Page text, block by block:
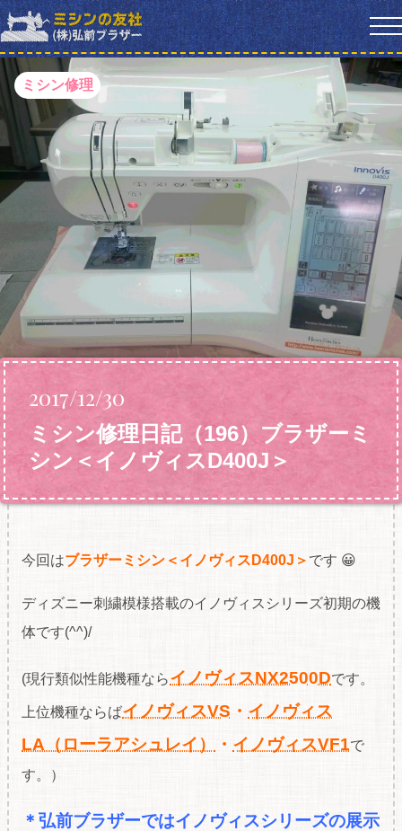
ミシン修理
2017/12/30
ミシン修理日記（196）ブラザーミ
シン＜イノヴィスD400J＞
今回はブラザーミシン＜イノヴィスD400J＞ です 😀
ディズニー刺繍模様搭載のイノヴィスシリーズ初期の機
体です(^^)/
(現行類似性能機種ならイノヴィスNX2500Dです。
上位機種ならばイノヴィスVS ・ イノヴィス
LA（ローラアシュレイ）
・ イノヴィスVF1で
す。）
＊弘前ブラザーではイノヴィスシリーズの展示